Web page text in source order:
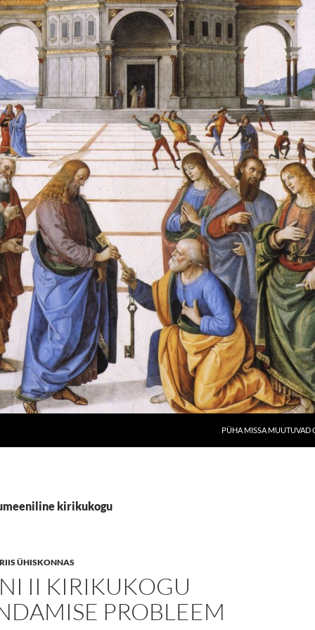
PÜHA MISSA MUUTUVAD
kirikukogu
ÜHISKONNAS
II KIRIKUKOGU
PROBLEEM